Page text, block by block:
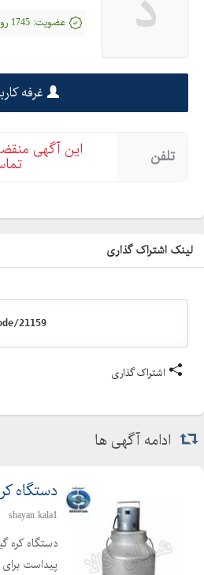
عضویت: 1745 روز پیش
غرفه
تلفن این آگهی
لینک اشتراک گذاری
اشتراک گذاری
ادامه آگهی ها
دستگاه
shayan kala1
دستگاه کره
پیداست برای